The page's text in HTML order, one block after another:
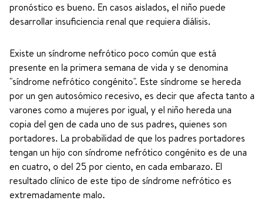
pronóstico es bueno. En casos aislados, el niño puede
desarrollar insuficiencia renal que requiera diálisis.
Existe un síndrome nefrótico poco común que está
presente en la primera semana de vida y se denomina
"síndrome nefrótico congénito". Este síndrome se hereda
por un gen autosómico recesivo, es decir que afecta tanto a
varones como a mujeres por igual, y el niño hereda una
copia del gen de cada uno de sus padres, quienes son
portadores. La probabilidad de que los padres portadores
tengan un hijo con síndrome nefrótico congénito es de una
en cuatro, o del 25 por ciento, en cada embarazo. El
resultado clínico de este tipo de síndrome nefrótico es
extremadamente malo.